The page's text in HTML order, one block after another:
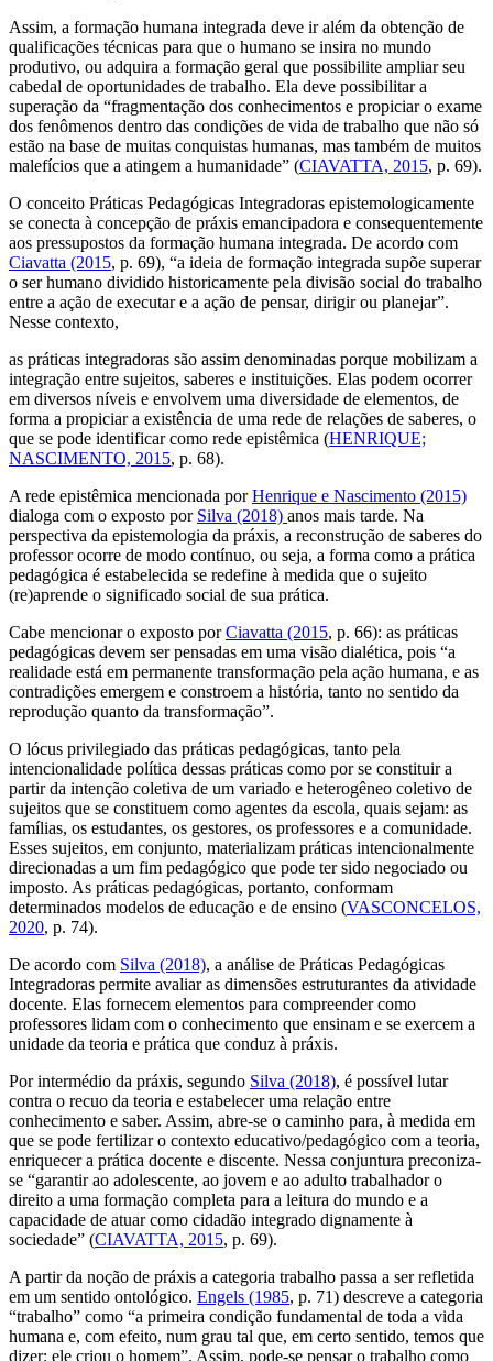
Assim, a formação humana integrada deve ir além da obtenção de
qualificações técnicas para que o humano se insira no mundo
produtivo, ou adquira a formação geral que possibilite ampliar seu
cabedal de oportunidades de trabalho. Ela deve possibilitar a
superação da “fragmentação dos conhecimentos e propiciar o exame
dos fenômenos dentro das condições de vida de trabalho que não só
estão na base de muitas conquistas humanas, mas também de muitos
malefícios que a atingem a humanidade” (CIAVATTA, 2015, p. 69).
O conceito Práticas Pedagógicas Integradoras epistemologicamente
se conecta à concepção de práxis emancipadora e consequentemente
aos pressupostos da formação humana integrada. De acordo com
Ciavatta (2015, p. 69), “a ideia de formação integrada supõe superar
o ser humano dividido historicamente pela divisão social do trabalho
entre a ação de executar e a ação de pensar, dirigir ou planejar”.
Nesse contexto,
as práticas integradoras são assim denominadas porque mobilizam a
integração entre sujeitos, saberes e instituições. Elas podem ocorrer
em diversos níveis e envolvem uma diversidade de elementos, de
forma a propiciar a existência de uma rede de relações de saberes, o
que se pode identificar como rede epistêmica (HENRIQUE;
NASCIMENTO, 2015, p. 68).
A rede epistêmica mencionada porHenrique e Nascimento (2015)
dialoga com o exposto por Silva (2018) anos mais tarde. Na
perspectiva da epistemologia da práxis, a reconstrução de saberes do
professor ocorre de modo contínuo, ou seja, a forma como a prática
pedagógica é estabelecida se redefine à medida que o sujeito
(re)aprende o significado social de sua prática.
Cabe mencionar o exposto porCiavatta (2015, p. 66): as práticas
pedagógicas devem ser pensadas em uma visão dialética, pois “a
realidade está em permanente transformação pela ação humana, e as
contradições emergem e constroem a história, tanto no sentido da
reprodução quanto da transformação”.
O lócus privilegiado das práticas pedagógicas, tanto pela
intencionalidade política dessas práticas como por se constituir a
partir da intenção coletiva de um variado e heterogêneo coletivo de
sujeitos que se constituem como agentes da escola, quais sejam: as
famílias, os estudantes, os gestores, os professores e a comunidade.
Esses sujeitos, em conjunto, materializam práticas intencionalmente
direcionadas a um fim pedagógico que pode ter sido negociado ou
imposto. As práticas pedagógicas, portanto, conformam
determinados modelos de educação e de ensino (VASCONCELOS,
2020, p. 74).
De acordo com Silva (2018), a análise de Práticas Pedagógicas
Integradoras permite avaliar as dimensões estruturantes da atividade
docente. Elas fornecem elementos para compreender como
professores lidam com o conhecimento que ensinam e se exercem a
unidade da teoria e prática que conduz à práxis.
Por intermédio da práxis, segundo Silva (2018), é possível lutar
contra o recuo da teoria e estabelecer uma relação entre
conhecimento e saber. Assim, abre-se o caminho para, à medida em
que se pode fertilizar o contexto educativo/pedagógico com a teoria,
enriquecer a prática docente e discente. Nessa conjuntura preconiza-
se “garantir ao adolescente, ao jovem e ao adulto trabalhador o
direito a uma formação completa para a leitura do mundo e a
capacidade de atuar como cidadão integrado dignamente à
sociedade” (CIAVATTA, 2015, p. 69).
A partir da noção de práxis a categoria trabalho passa a ser refletida
em um sentido ontológico. Engels (1985, p. 71) descreve a categoria
“trabalho” como “a primeira condição fundamental de toda a vida
humana e, com efeito, num grau tal que, em certo sentido, temos que
dizer: ele criou o homem”. Assim, pode-se pensar o trabalho como